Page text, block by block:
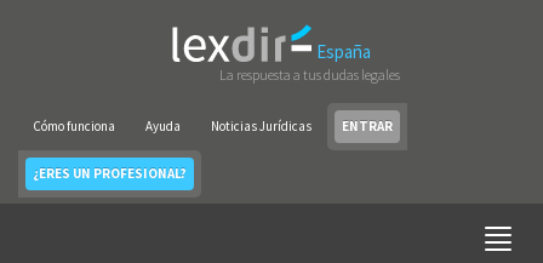
España
La respuesta a tus dudas legales
Cómo funciona Ayuda Noticias Jurídicas ENTRAR
¿ERES UN PROFESIONAL?